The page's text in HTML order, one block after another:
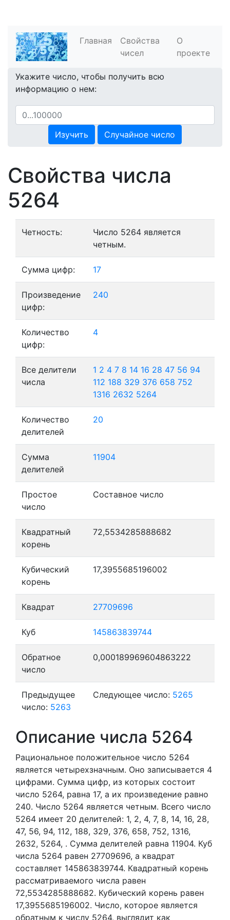
Главная
Свойства
чисел
О
проекте
Укажите число, чтобы получить всю
информацию о нем:
Изучить Случайное число
Свойства числа
5264
Четность:
Число 5264 является
четным.
Сумма цифр: 17
Произведение
цифр:
240
Количество
цифр:
4
Все делители
числа
1 2 4 7 8 14 16 28 47 56 94
112 188 329 376 658 752
1316 2632 5264
Количество
делителей
20
Сумма
делителей
11904
Простое
число
Составное число
Квадратный
корень
72,5534285888682
Кубический
корень
17,3955685196002
Квадрат 27709696
Куб 145863839744
Обратное
число
0,000189969604863222
Предыдущее
число: 5263
Следующее число: 5265
Описание числа 5264
Рациональное положительное число 5264
является четырехзначным. Оно записывается 4
цифрами. Сумма цифр, из которых состоит
число 5264, равна 17, а их произведение равно
240. Число 5264 является четным. Всего число
5264 имеет 20 делителей: 1, 2, 4, 7, 8, 14, 16, 28,
47, 56, 94, 112, 188, 329, 376, 658, 752, 1316,
2632, 5264, . Сумма делителей равна 11904. Куб
числа 5264 равен 27709696, а квадрат
составляет 145863839744. Квадратный корень
рассматриваемого числа равен
72,5534285888682. Кубический корень равен
17,3955685196002. Число, которое является
обратным к числу 5264, выглядит как